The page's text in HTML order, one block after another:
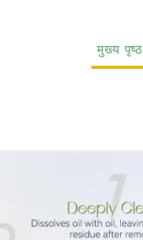
मुख्य पृष्ठ